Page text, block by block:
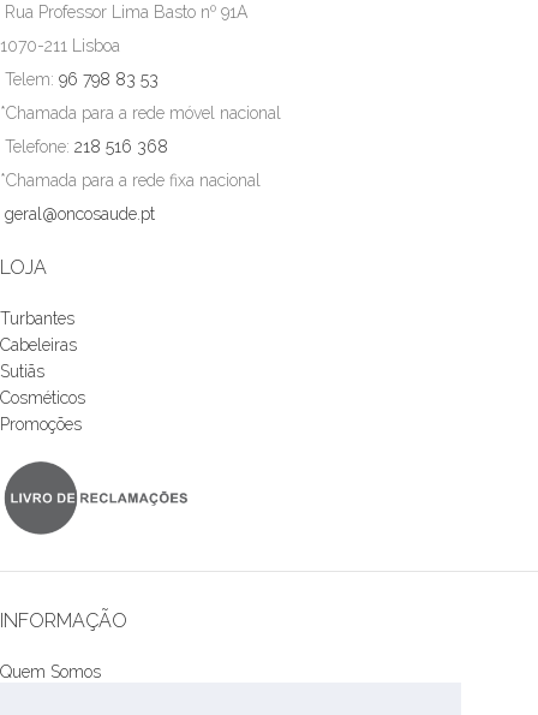
Rua Professor Lima Basto nº 91A
1070-211 Lisboa
Telem: 96 798 83 53
*Chamada para a rede móvel nacional
Telefone: 218 516 368
*Chamada para a rede fixa nacional
geral@oncosaude.pt
LOJA
Turbantes
Cabeleiras
Sutiãs
Cosméticos
Promoções
INFORMAÇÃO
Quem Somos